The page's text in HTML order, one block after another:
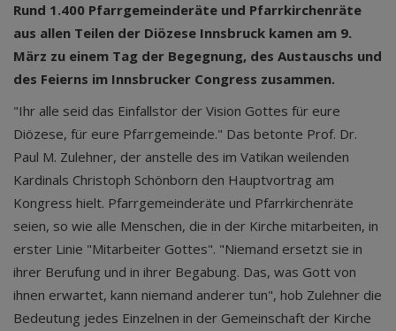
Rund 1.400 Pfarrgemeinderäte und Pfarrkirchenräte
aus allen Teilen der Diözese Innsbruck kamen am 9.
März zu einem Tag der Begegnung, des Austauschs und
des Feierns im Innsbrucker Congress zusammen.
"Ihr alle seid das Einfallstor der Vision Gottes für eure
Diözese, für eure Pfarrgemeinde." Das betonte Prof. Dr.
Paul M. Zulehner, der anstelle des im Vatikan weilenden
Kardinals Christoph Schönborn den Hauptvortrag am
Kongress hielt. Pfarrgemeinderäte und Pfarrkirchenräte
seien, so wie alle Menschen, die in der Kirche mitarbeiten, in
erster Linie "Mitarbeiter Gottes". "Niemand ersetzt sie in
ihrer Berufung und in ihrer Begabung. Das, was Gott von
ihnen erwartet, kann niemand anderer tun", hob Zulehner die
Bedeutung jedes Einzelnen in der Gemeinschaft der Kirche